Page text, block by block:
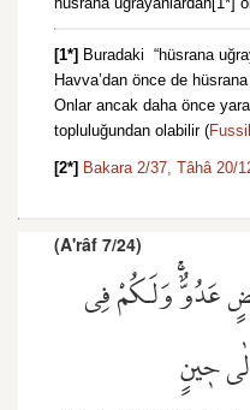
[1*] Buradaki “hüsrana
Havva’dan önce de
Onlar ancak daha önce
topluluğundan olabilir (
[2*] Bakara 2/37, Tâhâ 20/
(A'râf 7/24)
عَدُوٌّۚ وَلَكُمْ فِي
ح۪ينٍ